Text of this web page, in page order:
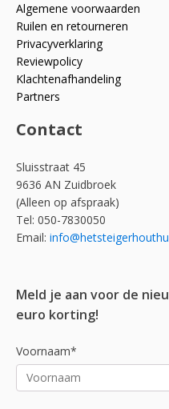
Algemene voorwaarden
Ruilen en retourneren
Privacyverklaring
Reviewpolicy
Klachtenafhandeling
Partners
Contact
Sluisstraat 45
9636 AN Zuidbroek
(Alleen op afspraak)
Tel: 050-7830050
Email:
Meld je aan voor de
euro korting!
Voornaam*